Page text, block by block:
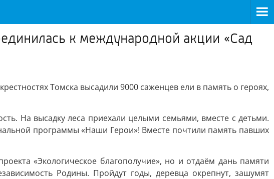
к международной акции «Сад
Томска высадили 9000 саженцев ели в память о героях,
На высадку леса приехали целыми семьями, вместе с детьми.
программы «Наши Герои»! Вместе почтили память павших
«Экологическое благополучие», но и отдаём дань памяти
Родины. Пройдут годы, деревца окрепнут, зашумят